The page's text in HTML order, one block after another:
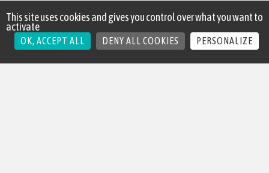
This site uses cookies and gives you control over what you want to
activate
OK, ACCEPT ALL DENY ALL COOKIES PERSONALIZE